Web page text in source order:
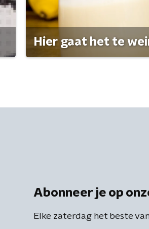
Hier gaat het te
Abonneer je op
Elke zaterdag het beste